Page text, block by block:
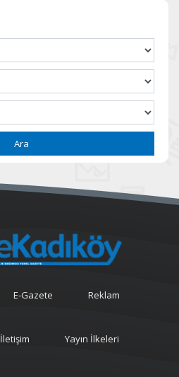
Ara
E-Gazete Reklam
İletişim Yayın İlkeleri